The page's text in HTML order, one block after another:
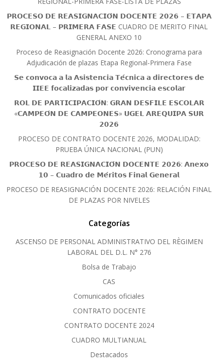
𝗣𝗥𝗢𝗖𝗘𝗦𝗢 𝗗𝗘 𝗥𝗘𝗔𝗦𝗜𝗚𝗡𝗔𝗖𝗜𝗢́𝗡 𝗗𝗢𝗖𝗘𝗡𝗧𝗘 𝟮𝟬𝟮𝟲 – 𝗘𝗧𝗔𝗣𝗔
𝗥𝗘𝗚𝗜𝗢𝗡𝗔𝗟 – 𝗣𝗥𝗜𝗠𝗘𝗥𝗔 𝗙𝗔𝗦𝗘 CUADRO DE MERITO FINAL
GENERAL ANEXO 10
Proceso de Reasignación Docente 2026: Cronograma para
Adjudicación de plazas Etapa Regional-Primera Fase
𝗦𝗲 𝗰𝗼𝗻𝘃𝗼𝗰𝗮 𝗮 𝗹𝗮 𝗔𝘀𝗶𝘀𝘁𝗲𝗻𝗰𝗶𝗮 𝗧𝗲́𝗰𝗻𝗶𝗰𝗮 𝗮 𝗱𝗶𝗿𝗲𝗰𝘁𝗼𝗿𝗲𝘀 𝗱𝗲
𝗜𝗜𝗘𝗘 𝗳𝗼𝗰𝗮𝗹𝗶𝘇𝗮𝗱𝗮𝘀 𝗽𝗼𝗿 𝗰𝗼𝗻𝘃𝗶𝘃𝗲𝗻𝗰𝗶𝗮 𝗲𝘀𝗰𝗼𝗹𝗮𝗿
𝗥𝗢𝗟 𝗗𝗘 𝗣𝗔𝗥𝗧𝗜𝗖𝗜𝗣𝗔𝗖𝗜𝗢́𝗡: 𝗚𝗥𝗔𝗡 𝗗𝗘𝗦𝗙𝗜𝗟𝗘 𝗘𝗦𝗖𝗢𝗟𝗔𝗥
«𝗖𝗔𝗠𝗣𝗘𝗢́𝗡 𝗗𝗘 𝗖𝗔𝗠𝗣𝗘𝗢𝗡𝗘𝗦» 𝗨𝗚𝗘𝗟 𝗔𝗥𝗘𝗤𝗨𝗜𝗣𝗔 𝗦𝗨𝗥
𝟮𝟬𝟮𝟲
PROCESO DE CONTRATO DOCENTE 2026, MODALIDAD:
PRUEBA ÚNICA NACIONAL (PUN)
𝗣𝗥𝗢𝗖𝗘𝗦𝗢 𝗗𝗘 𝗥𝗘𝗔𝗦𝗜𝗚𝗡𝗔𝗖𝗜𝗢́𝗡 𝗗𝗢𝗖𝗘𝗡𝗧𝗘 𝟮𝟬𝟮𝟲: 𝗔𝗻𝗲𝘅𝗼
𝟭𝟬 – 𝗖𝘂𝗮𝗱𝗿𝗼 𝗱𝗲 𝗠𝗲́𝗿𝗶𝘁𝗼𝘀 𝗙𝗶𝗻𝗮𝗹 𝗚𝗲𝗻𝗲𝗿𝗮𝗹
PROCESO DE REASIGNACIÓN DOCENTE 2026: RELACIÓN FINAL
DE PLAZAS POR NIVELES
Categorías
ASCENSO DE PERSONAL ADMINISTRATIVO DEL RÈGIMEN
LABORAL DEL D.L. N° 276
Bolsa de Trabajo
CAS
Comunicados oficiales
CONTRATO DOCENTE
CONTRATO DOCENTE 2024
CUADRO MULTIANUAL
Destacados